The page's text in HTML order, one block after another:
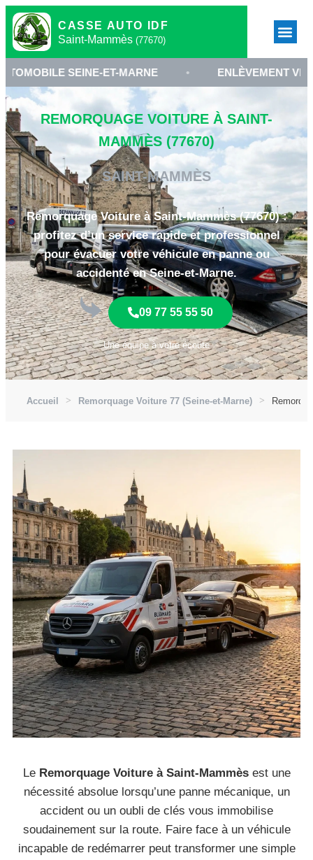
CASSE AUTO IDF
Saint-Mammès (77670)
SEINE-ET-MARNE • ENLÈVEMENT VÉHICULE
REMORQUAGE VOITURE À SAINT-
MAMMÈS (77670)
SAINT-MAMMÈS
Remorquage Voiture à Saint-Mammès (77670) :
profitez d’un service rapide et professionnel
pour évacuer votre véhicule en panne ou
accidenté en Seine-et-Marne.
09 77 55 55 50
Une équipe à votre écoute
Accueil Remorquage Voiture 77 (Seine-et-Marne)
Le Remorquage Voiture à Saint-Mammèsest une
nécessité absolue lorsqu’une panne mécanique, un
accident ou un oubli de clés vous immobilise
soudainement sur la route. Faire face à un véhicule
incapable de redémarrer peut transformer une simple